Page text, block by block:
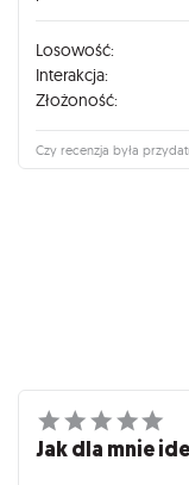
Losowość:
Interakcja:
Złożoność:
Czy recenzja była
Jak dla mnie